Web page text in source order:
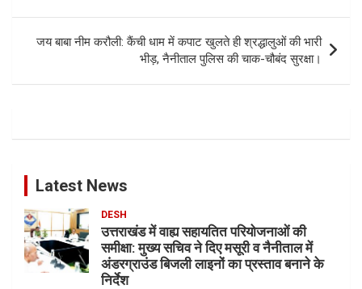
जय बाबा नीम करौली: कैंची धाम में कपाट खुलते ही श्रद्धालुओं की भारी
भीड़, नैनीताल पुलिस की चाक-चौबंद सुरक्षा।
Latest News
DESH
उत्तराखंड में वाह्य सहायतित परियोजनाओं की
समीक्षा: मुख्य सचिव ने दिए मसूरी व नैनीताल में
अंडरग्राउंड बिजली लाइनों का प्रस्ताव बनाने के
निर्देश